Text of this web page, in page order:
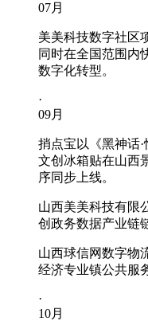
07月
美美科技数字社
同时在全国范围内
数字化转型。
·
09月
捎点宝以《
文创冰箱贴在山西
序同步上线。
山西美美科技有限
创政务数据产业链
山西球信网
经济专业镇公共服
·
10月